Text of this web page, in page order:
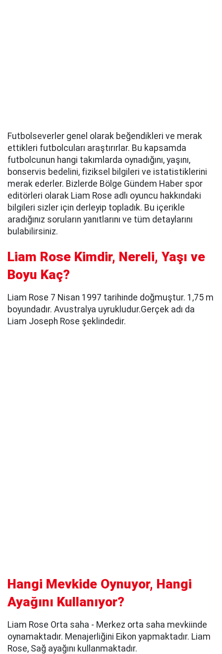
Futbolseverler genel olarak beğendikleri ve merak
ettikleri futbolcuları araştırırlar. Bu kapsamda
futbolcunun hangi takımlarda oynadığını, yaşını,
bonservis bedelini, fiziksel bilgileri ve istatistiklerini
merak ederler. Bizlerde Bölge Gündem Haber spor
editörleri olarak Liam Rose adlı oyuncu hakkındaki
bilgileri sizler için derleyip topladık. Bu içerikle
aradığınız soruların yanıtlarını ve tüm detaylarını
bulabilirsiniz.
Liam Rose Kimdir, Nereli, Yaşı ve
Boyu Kaç?
Liam Rose 7 Nisan 1997 tarihinde doğmuştur. 1,75 m
boyundadır. Avustralya uyrukludur.Gerçek adı da
Liam Joseph Rose şeklindedir.
Hangi Mevkide Oynuyor, Hangi
Ayağını Kullanıyor?
Liam Rose Orta saha - Merkez orta saha mevkiinde
oynamaktadır. Menajerliğini Eikon yapmaktadır. Liam
Rose, Sağ ayağını kullanmaktadır.